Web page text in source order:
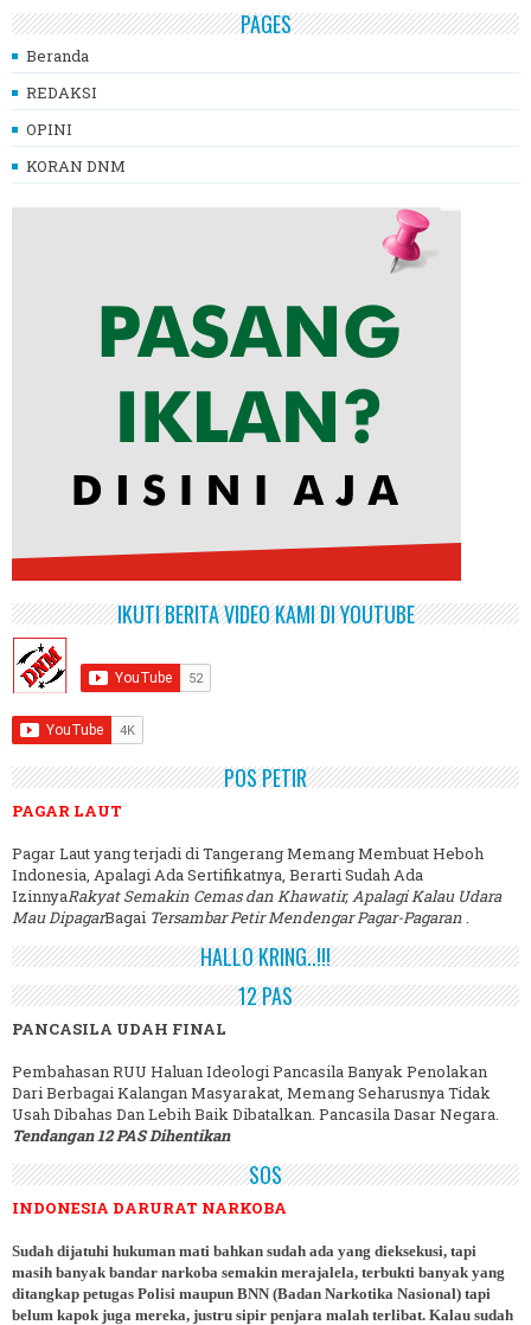
PAGES
Beranda
REDAKSI
OPINI
KORAN DNM
IKUTI BERITA VIDEO KAMI DI YOUTUBE
POS PETIR
PAGAR LAUT
Pagar Laut yang terjadi di Tangerang Memang Membuat Heboh
Indonesia, Apalagi Ada Sertifikatnya, Berarti Sudah Ada
IzinnyaRakyat Semakin Cemas dan Khawatir, Apalagi Kalau Udara
Mau DipagarBagai Tersambar Petir Mendengar Pagar-Pagaran.
HALLO KRING..!!!
12 PAS
PANCASILA UDAH FINAL
Pembahasan RUU Haluan Ideologi Pancasila Banyak Penolakan
Dari Berbagai Kalangan Masyarakat, Memang Seharusnya Tidak
Usah Dibahas Dan Lebih Baik Dibatalkan. Pancasila Dasar Negara.
Tendangan 12 PAS Dihentikan
SOS
INDONESIA DARURAT NARKOBA
Sudah dijatuhi hukuman mati bahkan sudah ada yang dieksekusi, tapi
masih banyak bandar narkoba semakin merajalela, terbukti banyak yang
ditangkap petugas Polisi maupun BNN (Badan Narkotika Nasional) tapi
belum kapok juga mereka, justru sipir penjara malah terlibat. Kalau sudah